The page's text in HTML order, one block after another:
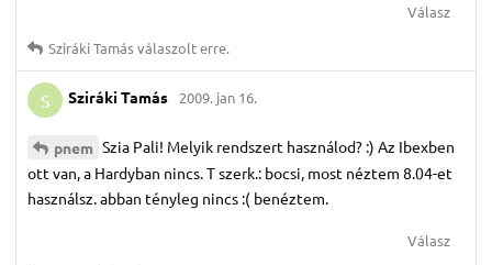
Válasz
Sziráki Tamásválaszolt erre.
S Sziráki Tamás 2009. jan 16.
pnem Szia Pali! Melyik rendszert használod? :) Az Ibexben
ott van, a Hardyban nincs. T szerk.: bocsi, most néztem 8.04-et
használsz. abban tényleg nincs :( benéztem.
Válasz